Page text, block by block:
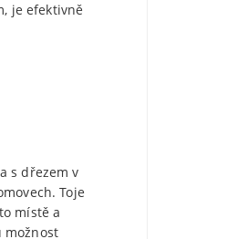
je efektivně
s dřezem v
Toje
místě a
možnost